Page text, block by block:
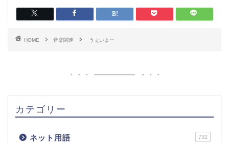
HOME 音楽関連 うぇいよー
カテゴリー
ネット用語 732